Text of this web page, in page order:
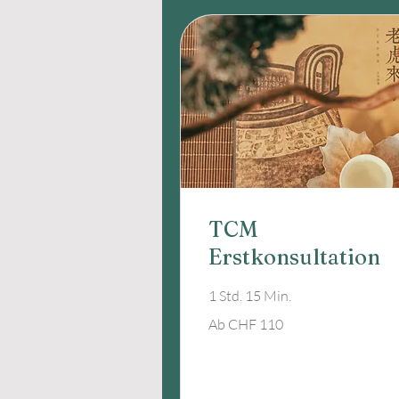
TCM
Erstkonsultation
1 Std. 15 Min.
110
Ab CHF 110